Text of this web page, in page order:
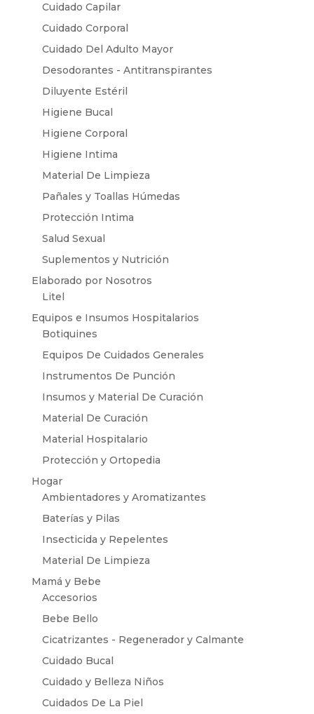
Cuidado Capilar
Cuidado Corporal
Cuidado Del Adulto Mayor
Desodorantes - Antitranspirantes
Diluyente Estéril
Higiene Bucal
Higiene Corporal
Higiene Intima
Material De Limpieza
Pañales y Toallas Húmedas
Protección Intima
Salud Sexual
Suplementos y Nutrición
Elaborado por Nosotros
Litel
Equipos e Insumos Hospitalarios
Botiquines
Equipos De Cuidados Generales
Instrumentos De Punción
Insumos y Material De Curación
Material De Curación
Material Hospitalario
Protección y Ortopedia
Hogar
Ambientadores y Aromatizantes
Baterías y Pilas
Insecticida y Repelentes
Material De Limpieza
Mamá y Bebe
Accesorios
Bebe Bello
Cicatrizantes - Regenerador y Calmante
Cuidado Bucal
Cuidado y Belleza Niños
Cuidados De La Piel